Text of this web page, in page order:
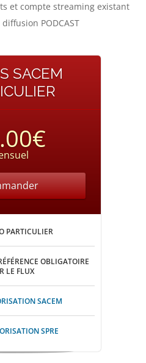
et compte streaming existant
PODCAST
SACEM
PARTICULIER
OBLIGATOIRE
LE FLUX
SACEM
SPRE